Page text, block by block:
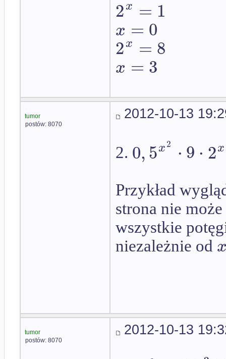
2x = 1
x = 0
2x = 8
x = 3
tumor
postów: 8070
2012-10-13
2. 0,5x2 ⋅9⋅ 2x
Przykład
strona nie
wszystkie
niezależnie od
tumor
postów: 8070
2012-10-13